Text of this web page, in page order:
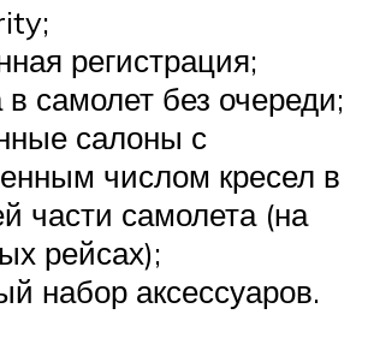
регистрация;
в самолет без очереди;
салоны с
числом кресел в
части самолета (на
рейсах);
набор аксессуаров.